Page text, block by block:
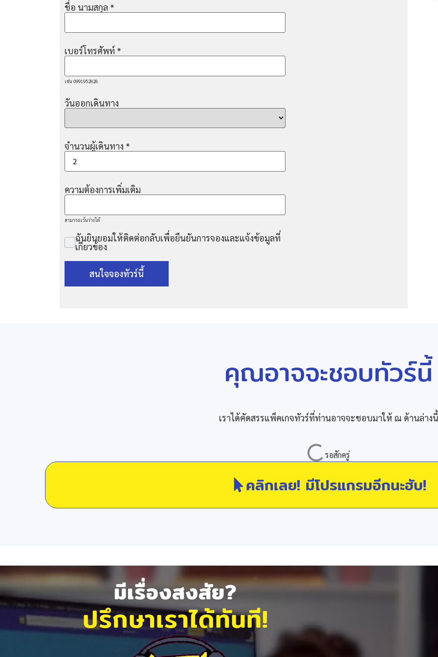
ชื่อ นามสกุล *
เบอร์โทรศัพท์ *
เช่น 0991952828
วันออกเดินทาง
จำนวนผู้เดินทาง *
ความต้องการเพิ่มเติม
สามารถเว้นว่างได้
ฉันยินยอมให้ติดต่อกลับเพื่อยืนยันการจองและแจ้งข้อมูลที่
เกี่ยวข้อง
สนใจจองทัวร์นี้
คุณอาจจะชอบทัวร์นี้
เราได้คัดสรรแพ็คเกจทัวร์ที่ท่านอาจจะชอบมาให้ ณ ด้านล่างนี้
คลิกเลย! มีโปรแกรมอีกนะฮับ!
มีเรื่องสงสัย?
ปรึกษาเราได้ทันที!